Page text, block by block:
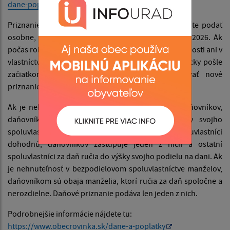
dane-poplatky/
Priznanie k dani z nehnuteľností na rok 2026 musíte podať
osobne, elektronicky alebo poštou do 31. januára 2026. Ak
počas roka 2025 nenastali žiadne zmeny (v nehnuteľnosti ani v
vlastníctve), rozhodnutie o dani vám obec automaticky pošle
začiatkom mája 2026 — nemusíte teda podávať nové
priznanie.
Ak je nehnuteľnosť v spoluvlastníctve viacerých daňovníkov,
daňovníkom je každý spoluvlastník podľa výšky svojho
spoluvlastníckeho podielu. Ak sa všetci spoluvlastníci
dohodnú, daňovníkov zastupuje jeden z nich a ostatní
spoluvlastníci za daň ručia do výšky svojho podielu na dani. Ak
je nehnuteľnosť v bezpodielovom spoluvlastníctve manželov,
daňovníkom sú obaja manželia, ktorí ručia za daň spoločne a
nerozdielne. Daňové priznanie podáva len jeden z nich.
Podrobnejšie informácie nájdete tu:
https://www.obecrovinka.sk/dane-a-poplatky